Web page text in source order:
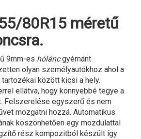
80R15 méretű
9mm-es hóláncgyémánt
olyan személyautókhoz ahol a
között kicsi a hely.
ellátva, hogy könnyebbé tegye a
Felszerelése egyszerű és nem
mozgatni hozzá. Automatikus
köszönhetően egy mozdulattal
rész kompozitból készült így